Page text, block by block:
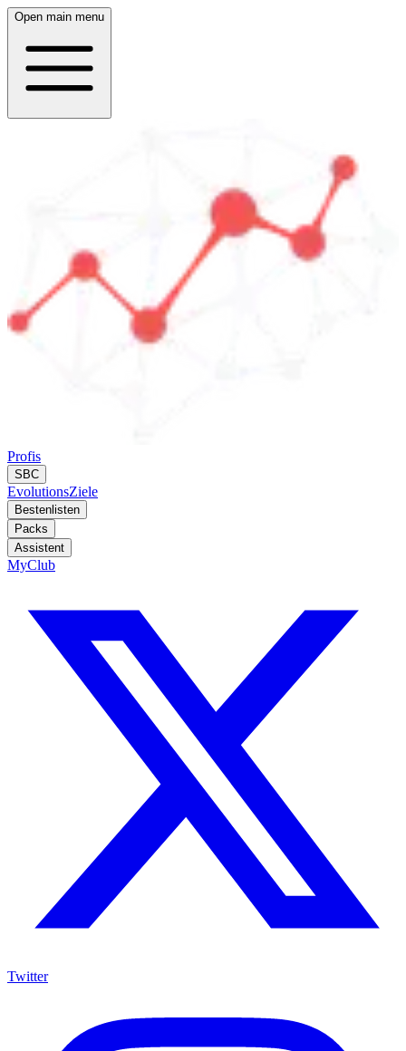
Open main menu
Profis
SBC
EvolutionsZiele
Bestenlisten
Packs
Assistent
MyClub
Twitter